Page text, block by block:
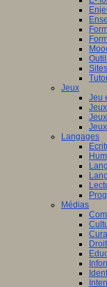
Jeux
Jeu
Langages
Médias